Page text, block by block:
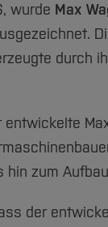
wurde Max
durch
zum
der